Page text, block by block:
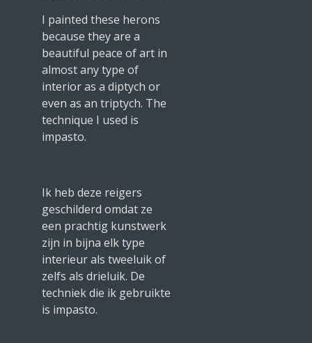
I painted these herons
because they are a
beautiful peace of art in
almost any type of
interior as a diptych or
even as an triptych. The
technique I used is
impasto.
Ik heb deze reigers
geschilderd omdat ze
een prachtig kunstwerk
zijn in bijna elk type
interieur als tweeluik of
zelfs als drieluik. De
techniek die ik gebruikte
is impasto.